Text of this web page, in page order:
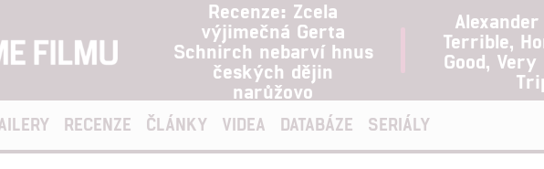
Recenze: Zcela
výjimečná Gerta
Schnirch nebarví hnus
českých dějin
narůžovo
Terrible,
Good, Very
RECENZE ČLÁNKY VIDEA DATABÁZE SERIÁLY